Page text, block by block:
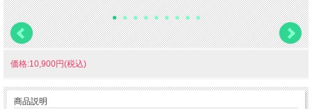
価格:10,900円(税込)
商品説明